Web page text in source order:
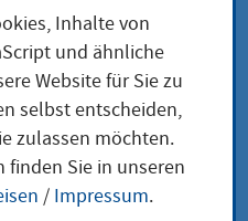
und
Inhalte von
und ähnliche
Website für Sie zu
selbst entscheiden,
zulassen möchten.
Sie in unseren
/ Impressum.